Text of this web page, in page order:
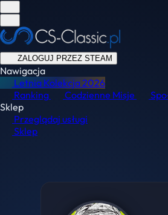
ZALOGUJ PRZEZ STEAM
Nawigacja
Letnia Kolekcja2026
Ranking
Codzienne Misje
Sklep
Przeglądaj usługi
Sklep